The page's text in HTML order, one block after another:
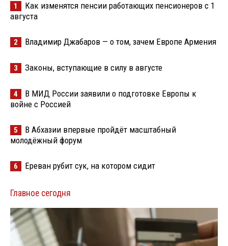
1
Как изменятся пенсии работающих пенсионеров с 1
августа
2 Владимир Джабаров — о том, зачем Европе Армения
3 Законы, вступающие в силу в августе
4
В МИД России заявили о подготовке Европы к
войне с Россией
5
В Абхазии впервые пройдёт масштабный
молодёжный форум
6 Ереван рубит сук, на котором сидит
Главное сегодня